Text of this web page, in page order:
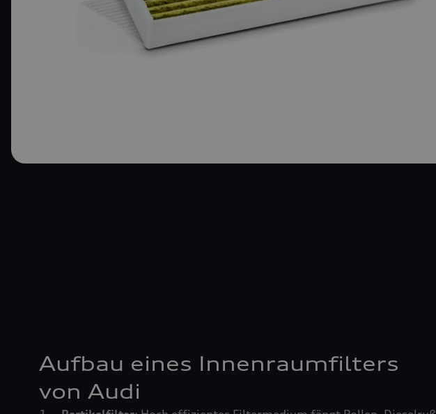
Aufbau eines Innenraumfilters
von Audi